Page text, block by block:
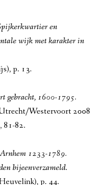
en
wijk met karakter in
p. 13.
gebracht, 1600-1795.
Westervoort 2008
81-82.
1233-1789.
bijeenverzameld.
p. 44.